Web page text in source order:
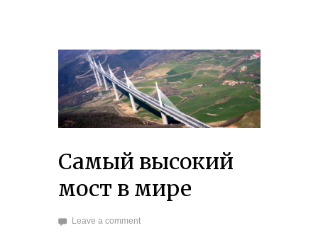
Самый высокий
мост в мире
Leave a comment